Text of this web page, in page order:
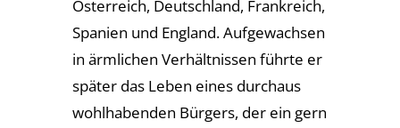
Österreich, Deutschland, Frankreich,
Spanien und England. Aufgewachsen
in ärmlichen Verhältnissen führte er
später das Leben eines durchaus
wohlhabenden Bürgers, der ein gern